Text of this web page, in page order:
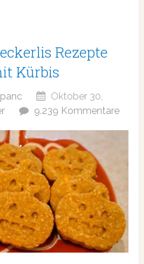
Rezepte
Kürbis
Oktober 30,
9.239 Kommentare